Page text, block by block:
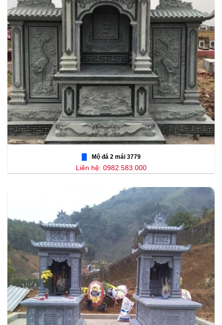
Mộ đá 2 mái 3779
Liên hệ: 0982.583.000